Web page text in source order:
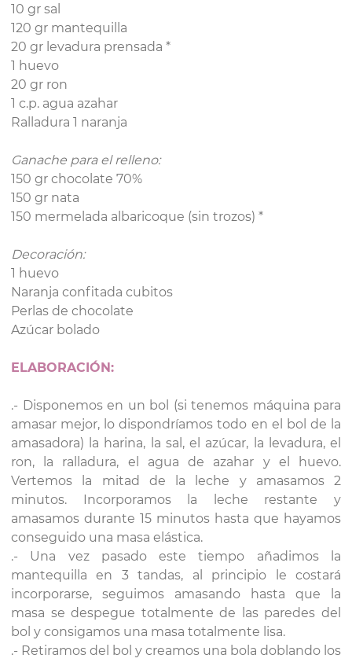
10 gr sal
120 gr mantequilla
20 gr levadura prensada *
1 huevo
20 gr ron
1 c.p. agua azahar
Ralladura 1 naranja
Ganache para el relleno:
150 gr chocolate 70%
150 gr nata
150 mermelada albaricoque (sin trozos) *
Decoración:
1 huevo
Naranja confitada cubitos
Perlas de chocolate
Azúcar bolado
ELABORACIÓN:
.- Disponemos en un bol (si tenemos máquina para
amasar mejor, lo dispondríamos todo en el bol de la
amasadora) la harina, la sal, el azúcar, la levadura, el
ron, la ralladura, el agua de azahar y el huevo.
Vertemos la mitad de la leche y amasamos 2
minutos. Incorporamos la leche restante y
amasamos durante 15 minutos hasta que hayamos
conseguido una masa elástica.
.- Una vez pasado este tiempo añadimos la
mantequilla en 3 tandas, al principio le costará
incorporarse, seguimos amasando hasta que la
masa se despegue totalmente de las paredes del
bol y consigamos una masa totalmente lisa.
.- Retiramos del bol y creamos una bola doblando los